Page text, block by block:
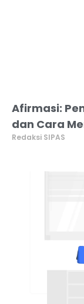
Afirmasi:
dan Cara
Redaksi SIPAS